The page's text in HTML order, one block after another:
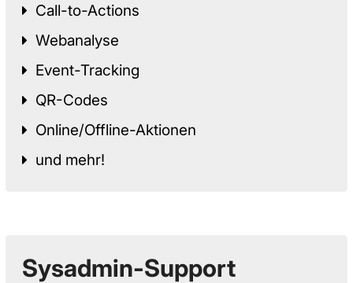
Call-to-Actions
Webanalyse
Event-Tracking
QR-Codes
Online/Offline-Aktionen
und mehr!
Sysadmin-Support